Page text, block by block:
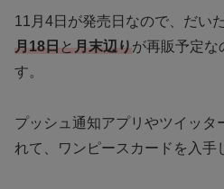
11月4日が発売日なので、だい
月18日 と 月末辺り が再販予定な
す。
プッシュ通知アプリやツイッタ
れて、ワンピースカードを入手